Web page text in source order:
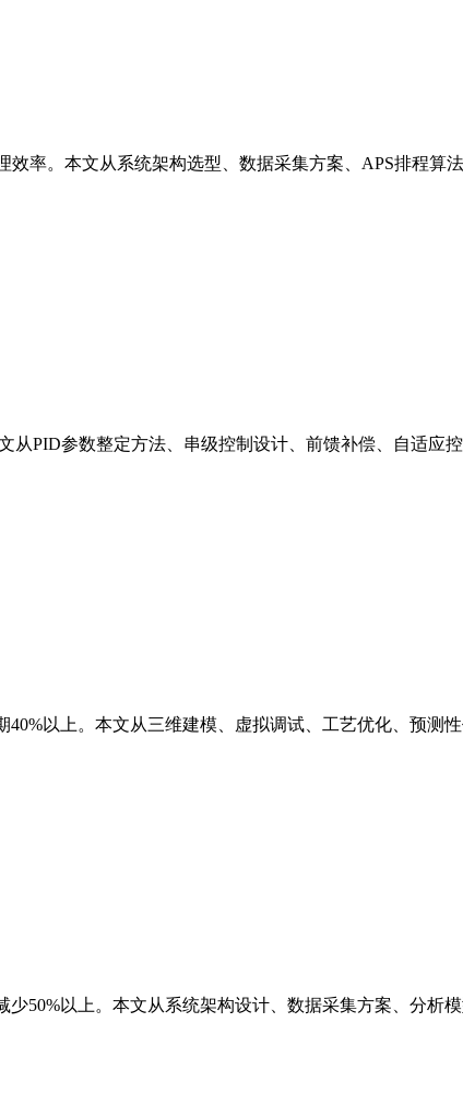
率。本文从系统架构选型、数据采集方案、APS排程算
从PID参数整定方法、串级控制设计、前馈补偿、自适应
以上。本文从三维建模、虚拟调试、工艺优化、预测
50%以上。本文从系统架构设计、数据采集方案、分析